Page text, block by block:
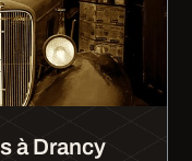
à Drancy